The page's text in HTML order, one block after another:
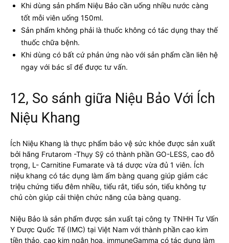
Khi dùng sản phẩm Niệu Bảo cần uống nhiều nước càng
tốt mỗi viên uống 150ml.
Sản phẩm không phải là thuốc không có tác dụng thay thế
thuốc chữa bệnh.
Khi dùng có bất cứ phản ứng nào với sản phẩm cần liên hệ
ngay với bác sĩ để được tư vấn.
12, So sánh giữa Niệu Bảo Với Ích
Niệu Khang
Ích Niệu Khang là thực phẩm bảo vệ sức khỏe được sản xuất
bởi hãng Frutarom -Thụy Sỹ có thành phần GO-LESS, cao đỗ
trọng, L- Carnitine Fumarate và tá dược vừa đủ 1 viên. Ích
niệu khang có tác dụng làm ấm bàng quang giúp giảm các
triệu chứng tiểu đêm nhiều, tiểu rắt, tiểu són, tiểu không tự
chủ còn giúp cải thiện chức năng của bàng quang.
Niệu Bảo là sản phẩm được sản xuất tại công ty TNHH Tư Vấn
Y Dược Quốc Tế (IMC) tại Việt Nam với thành phần cao kim
tiền thảo, cao kim ngân hoa, immuneGamma có tác dụng làm